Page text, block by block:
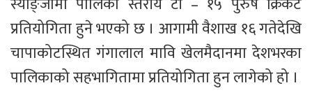
प्रतियोगिता हुने भएको छ । आगामी वैशाख १६ गतेदेखि
चापाकोटस्थित गंगालाल मावि खेलमैदानमा देशभरका
पालिकाको सहभागितामा प्रतियोगिता हुन लागेको हो ।